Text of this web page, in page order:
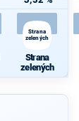
Strana
zelených
Strana
zelených
Volte Pravý Blok-